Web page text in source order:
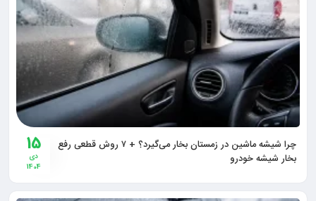
15
دی
1404
چرا شیشه ماشین در زمستان بخار می‌گیرد؟ + ۷ روش قطعی رفع
بخار شیشه خودرو